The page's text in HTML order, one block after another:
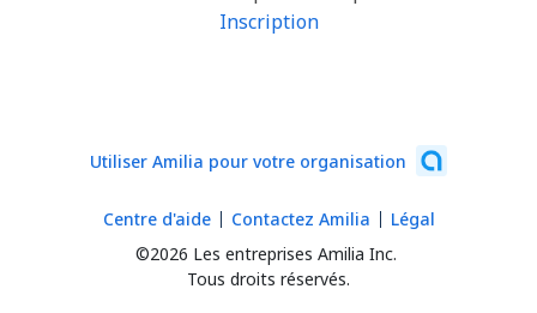
Inscription
Utiliser Amilia pour votre organisation
©2026 Les entreprises Amilia Inc.
Tous droits réservés.
Centre d'aide Contactez Amilia Légal